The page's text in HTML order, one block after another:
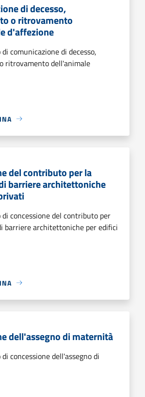
di decesso,
o ritrovamento
d'affezione
comunicazione di decesso,
ritrovamento dell'animale
del contributo per la
barriere architettoniche
concessione del contributo per
barriere architettoniche per edifici
dell'assegno di maternità
concessione dell'assegno di